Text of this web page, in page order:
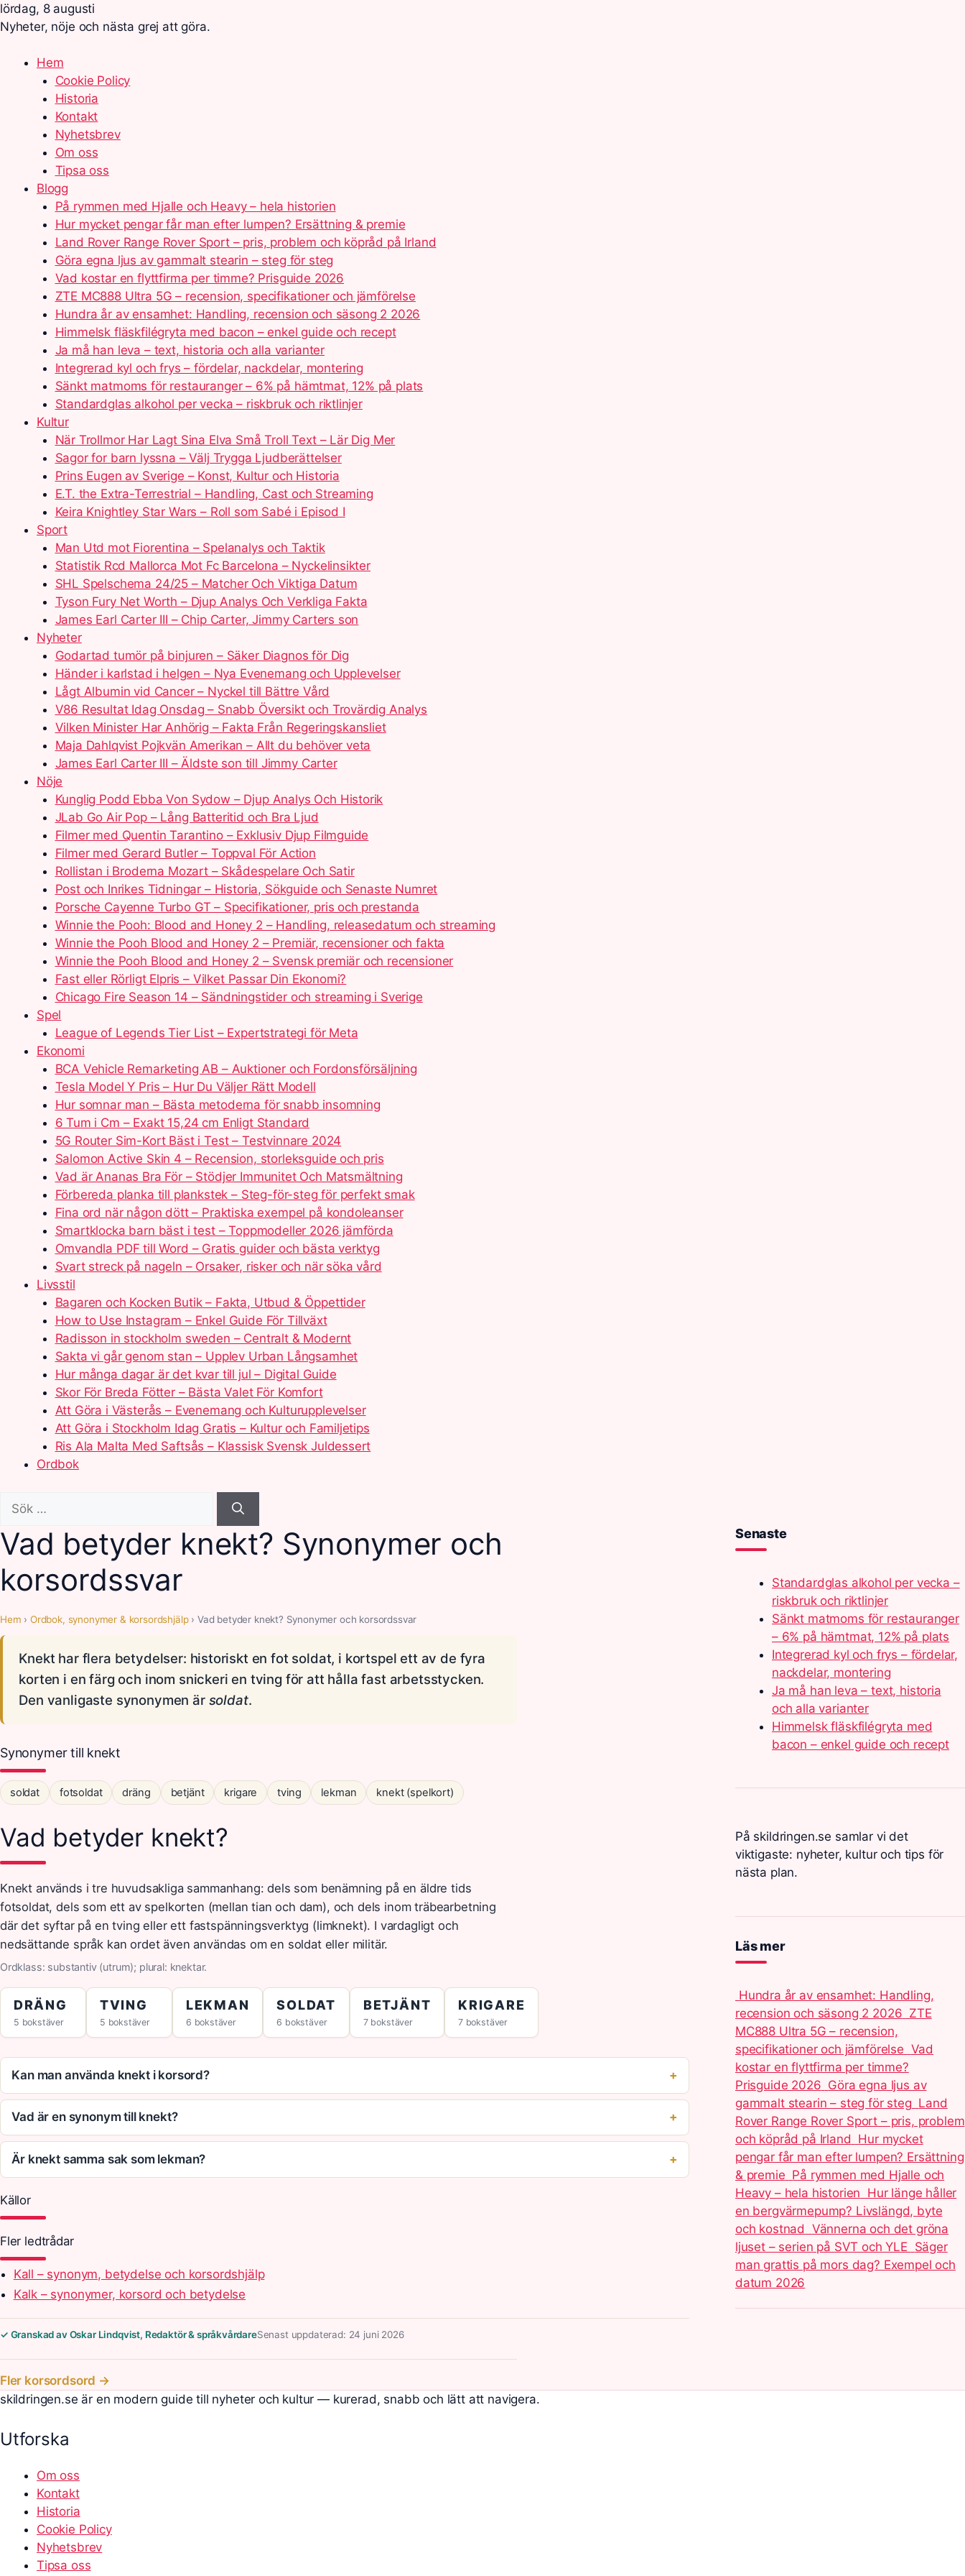
lördag, 8 augusti
Nyheter, nöje och nästa grej att göra.
Hem
Cookie Policy
Historia
Kontakt
Nyhetsbrev
Om oss
Tipsa oss
Blogg
På rymmen med Hjalle och Heavy – hela historien
Hur mycket pengar får man efter lumpen? Ersättning & premie
Land Rover Range Rover Sport – pris, problem och köpråd på Irland
Göra egna ljus av gammalt stearin – steg för steg
Vad kostar en flyttfirma per timme? Prisguide 2026
ZTE MC888 Ultra 5G – recension, specifikationer och jämförelse
Hundra år av ensamhet: Handling, recension och säsong 2 2026
Himmelsk fläskfilégryta med bacon – enkel guide och recept
Ja må han leva – text, historia och alla varianter
Integrerad kyl och frys – fördelar, nackdelar, montering
Sänkt matmoms för restauranger – 6% på hämtmat, 12% på plats
Standardglas alkohol per vecka – riskbruk och riktlinjer
Kultur
När Trollmor Har Lagt Sina Elva Små Troll Text – Lär Dig Mer
Sagor for barn lyssna – Välj Trygga Ljudberättelser
Prins Eugen av Sverige – Konst, Kultur och Historia
E.T. the Extra-Terrestrial – Handling, Cast och Streaming
Keira Knightley Star Wars – Roll som Sabé i Episod I
Sport
Man Utd mot Fiorentina – Spelanalys och Taktik
Statistik Rcd Mallorca Mot Fc Barcelona – Nyckelinsikter
SHL Spelschema 24/25 – Matcher Och Viktiga Datum
Tyson Fury Net Worth – Djup Analys Och Verkliga Fakta
James Earl Carter III – Chip Carter, Jimmy Carters son
Nyheter
Godartad tumör på binjuren – Säker Diagnos för Dig
Händer i karlstad i helgen – Nya Evenemang och Upplevelser
Lågt Albumin vid Cancer – Nyckel till Bättre Vård
V86 Resultat Idag Onsdag – Snabb Översikt och Trovärdig Analys
Vilken Minister Har Anhörig – Fakta Från Regeringskansliet
Maja Dahlqvist Pojkvän Amerikan – Allt du behöver veta
James Earl Carter III – Äldste son till Jimmy Carter
Nöje
Kunglig Podd Ebba Von Sydow – Djup Analys Och Historik
JLab Go Air Pop – Lång Batteritid och Bra Ljud
Filmer med Quentin Tarantino – Exklusiv Djup Filmguide
Filmer med Gerard Butler – Toppval För Action
Rollistan i Broderna Mozart – Skådespelare Och Satir
Post och Inrikes Tidningar – Historia, Sökguide och Senaste Numret
Porsche Cayenne Turbo GT – Specifikationer, pris och prestanda
Winnie the Pooh: Blood and Honey 2 – Handling, releasedatum och streaming
Winnie the Pooh Blood and Honey 2 – Premiär, recensioner och fakta
Winnie the Pooh Blood and Honey 2 – Svensk premiär och recensioner
Fast eller Rörligt Elpris – Vilket Passar Din Ekonomi?
Chicago Fire Season 14 – Sändningstider och streaming i Sverige
Spel
League of Legends Tier List – Expertstrategi för Meta
Ekonomi
BCA Vehicle Remarketing AB – Auktioner och Fordonsförsäljning
Tesla Model Y Pris – Hur Du Väljer Rätt Modell
Hur somnar man – Bästa metoderna för snabb insomning
6 Tum i Cm – Exakt 15,24 cm Enligt Standard
5G Router Sim-Kort Bäst i Test – Testvinnare 2024
Salomon Active Skin 4 – Recension, storleksguide och pris
Vad är Ananas Bra För – Stödjer Immunitet Och Matsmältning
Förbereda planka till plankstek – Steg-för-steg för perfekt smak
Fina ord när någon dött – Praktiska exempel på kondoleanser
Smartklocka barn bäst i test – Toppmodeller 2026 jämförda
Omvandla PDF till Word – Gratis guider och bästa verktyg
Svart streck på nageln – Orsaker, risker och när söka vård
Livsstil
Bagaren och Kocken Butik – Fakta, Utbud & Öppettider
How to Use Instagram – Enkel Guide För Tillväxt
Radisson in stockholm sweden – Centralt & Modernt
Sakta vi går genom stan – Upplev Urban Långsamhet
Hur många dagar är det kvar till jul – Digital Guide
Skor För Breda Fötter – Bästa Valet För Komfort
Att Göra i Västerås – Evenemang och Kulturupplevelser
Att Göra i Stockholm Idag Gratis – Kultur och Familjetips
Ris Ala Malta Med Saftsås – Klassisk Svensk Juldessert
Ordbok
efter:
Vad betyder knekt? Synonymer och
korsordssvar
Hem › Ordbok, synonymer & korsordshjälp› Vad betyder knekt? Synonymer och korsordssvar
Knekt har flera betydelser: historiskt en fot soldat, i kortspel ett av de fyra
korten i en färg och inom snickeri en tving för att hålla fast arbetsstycken.
Den vanligaste synonymen är soldat.
Synonymer till knekt
soldat fotsoldat dräng betjänt krigare tving lekman knekt (spelkort)
Vad betyder knekt?
Knekt används i tre huvudsakliga sammanhang: dels som benämning på en äldre tids
fotsoldat, dels som ett av spelkorten (mellan tian och dam), och dels inom träbearbetning
där det syftar på en tving eller ett fastspänningsverktyg (limknekt). I vardagligt och
nedsättande språk kan ordet även användas om en soldat eller militär.
Ordklass: substantiv (utrum); plural: knektar.
DRÄNG
5 bokstäver
TVING
5 bokstäver
LEKMAN
6 bokstäver
SOLDAT
6 bokstäver
BETJÄNT
7 bokstäver
KRIGARE
7 bokstäver
Kan man använda knekt i korsord?
Vad är en synonym till knekt?
Är knekt samma sak som lekman?
Källor
Fler ledtrådar
Kall – synonym, betydelse och korsordshjälp
Kalk – synonymer, korsord och betydelse
✓ Granskad av Oskar Lindqvist, Redaktör & språkvårdareSenast uppdaterad: 24 juni 2026
Fler korsordsord →
Senaste
Standardglas alkohol per vecka –
riskbruk och riktlinjer
Sänkt matmoms för restauranger
– 6% på hämtmat, 12% på plats
Integrerad kyl och frys – fördelar,
nackdelar, montering
Ja må han leva – text, historia
och alla varianter
Himmelsk fläskfilégryta med
bacon – enkel guide och recept
På skildringen.se samlar vi det
viktigaste: nyheter, kultur och tips för
nästa plan.
Läs mer
Hundra år av ensamhet: Handling,
recension och säsong 2 2026 ZTE
MC888 Ultra 5G – recension,
specifikationer och jämförelse Vad
kostar en flyttfirma per timme?
Prisguide 2026 Göra egna ljus av
gammalt stearin – steg för steg Land
Rover Range Rover Sport – pris, problem
och köpråd på Irland Hur mycket
pengar får man efter lumpen? Ersättning
& premie På rymmen med Hjalle och
Heavy – hela historien Hur länge håller
en bergvärmepump? Livslängd, byte
och kostnad Vännerna och det gröna
ljuset – serien på SVT och YLE Säger
man grattis på mors dag? Exempel och
datum 2026
skildringen.se är en modern guide till nyheter och kultur — kurerad, snabb och lätt att navigera.
Utforska
Om oss
Kontakt
Historia
Cookie Policy
Nyhetsbrev
Tipsa oss